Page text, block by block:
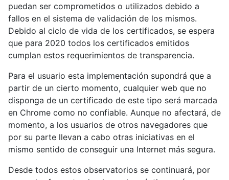
puedan ser comprometidos o utilizados debido a
fallos en el sistema de validación de los mismos.
Debido al ciclo de vida de los certificados, se espera
que para 2020 todos los certificados emitidos
cumplan estos requerimientos de transparencia.
Para el usuario esta implementación supondrá que a
partir de un cierto momento, cualquier web que no
disponga de un certificado de este tipo será marcada
en Chrome como no confiable. Aunque no afectará, de
momento, a los usuarios de otros navegadores que
por su parte llevan a cabo otras iniciativas en el
mismo sentido de conseguir una Internet más segura.
Desde todos estos observatorios se continuará, por